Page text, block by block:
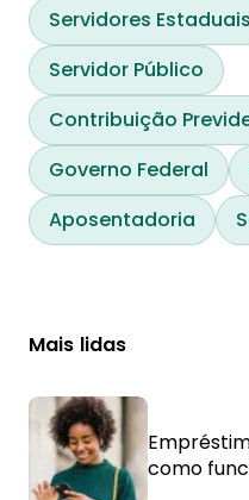
Servidores Estaduais
Servidor Público
Contribuição
Governo Federal
Aposentadoria
Mais lidas
como